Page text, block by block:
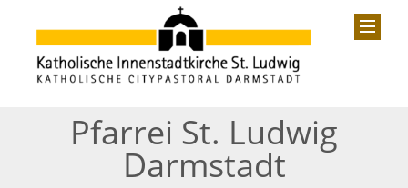
Pfarrei St. Ludwig
Darmstadt